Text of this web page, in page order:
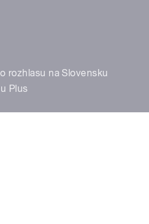
rozhlasu na Slovensku
Plus